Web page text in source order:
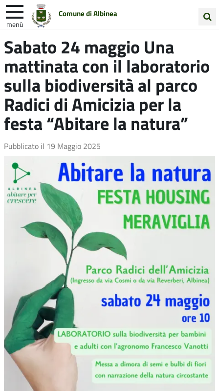
Comune di Albinea
menù
nel
sito
Entra in Comune Vivi Albinea
Unione Colline Matildiche
Sabato 24 maggio Una
mattinata con il laboratorio
sulla biodiversità al parco
Radici di Amicizia per la
festa “Abitare la natura”
Pubblicato il 19 Maggio 2025